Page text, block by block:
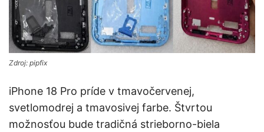
Zdroj: pipfix
iPhone 18 Pro príde v tmavočervenej,
svetlomodrej a tmavosivej farbe. Štvrtou
možnosťou bude tradičná strieborno-biela